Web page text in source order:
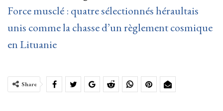
Force musclé : quatre sélectionnés héraultais
unis comme la chasse d’un règlement cosmique
en Lituanie
Share